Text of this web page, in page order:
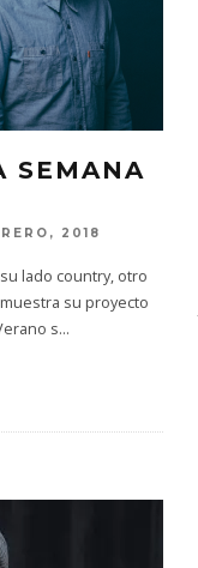
SEMANA
2018
lado country, otro
su proyecto
s...